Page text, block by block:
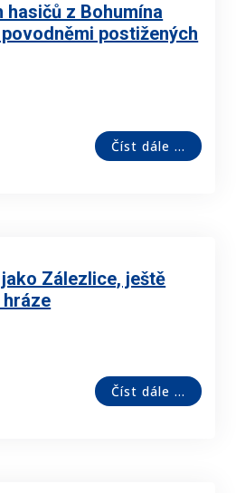
z Bohumína
postižených
Číst dále ...
Zálezlice, ještě
Číst dále ...